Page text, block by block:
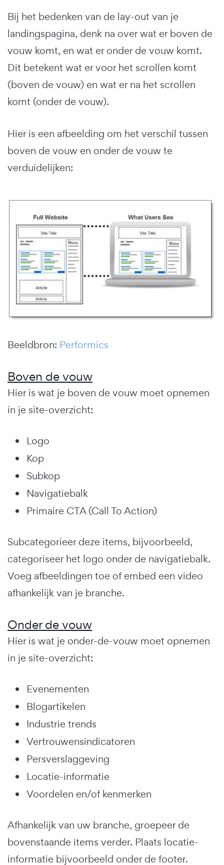
Bij het bedenken van de lay-out van je
landingspagina, denk na over wat er boven de
vouw komt, en wat er onder de vouw komt.
Dit betekent wat er voor het scrollen komt
(boven de vouw) en wat er na het scrollen
komt (onder de vouw).
Hier is een afbeelding om het verschil tussen
boven de vouw en onder de vouw te
verduidelijken:
Beeldbron: Performics
Boven de vouw
Hier is wat je boven de vouw moet opnemen
in je site-overzicht:
Logo
Kop
Subkop
Navigatiebalk
Primaire CTA (Call To Action)
Subcategorieer deze items, bijvoorbeeld,
categoriseer het logo onder de navigatiebalk.
Voeg afbeeldingen toe of embed een video
afhankelijk van je branche.
Onder de vouw
Hier is wat je onder-de-vouw moet opnemen
in je site-overzicht:
Evenementen
Blogartikelen
Industrie trends
Vertrouwensindicatoren
Persverslaggeving
Locatie-informatie
Voordelen en/of kenmerken
Afhankelijk van uw branche, groepeer de
bovenstaande items verder. Plaats locatie-
informatie bijvoorbeeld onder de footer.